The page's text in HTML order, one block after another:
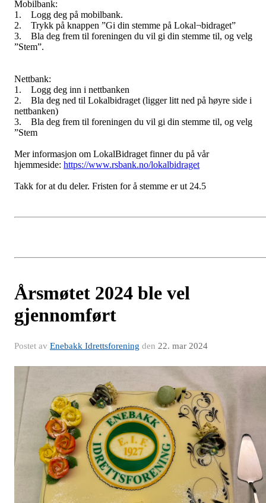
Mobilbank:
1. Logg deg på mobilbank.
2. Trykk på knappen ”Gi din stemme på Lokal¬bidraget”
3. Bla deg frem til foreningen du vil gi din stemme til, og velg
”Stem”.
Nettbank:
1. Logg deg inn i nettbanken
2. Bla deg ned til Lokalbidraget (ligger litt ned på høyre side i
nettbanken)
3. Bla deg frem til foreningen du vil gi din stemme til, og velg
”Stem
Mer informasjon om LokalBidraget finner du på vår
hjemmeside: https://www.rsbank.no/lokalbidraget
Takk for at du deler. Fristen for å stemme er ut 24.5
Årsmøtet 2024 ble vel
gjennomført
Postet av Enebakk Idrettsforening den 22. mar 2024